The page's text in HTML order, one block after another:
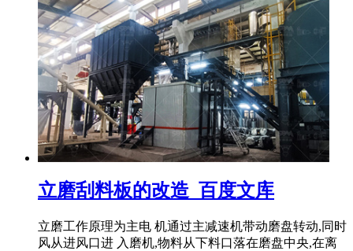
立磨刮料板的改造_百度文库
立磨工作原理为主电 机通过主减速机带动磨盘转动,同时
风从进风口进 入磨机,物料从下料口落在磨盘中央,在离